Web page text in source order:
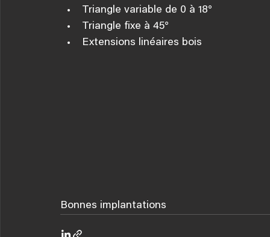
Triangle variable de 0 à 18°
Triangle fixe à 45°
Extensions linéaires bois
Bonnes implantations